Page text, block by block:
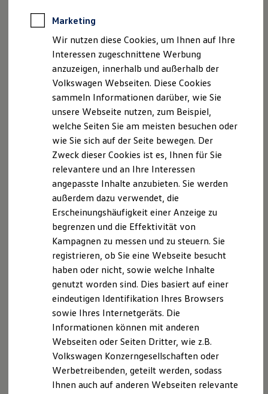
Notdienst und Pannenhilfe
Software, Konnektivität & Apps
California App
VW Connect für Ihren ID. Buzz
VW Connect für Ihren Transporter/Caravelle
VW Connect für Ihren Amarok
VW Connect für andere Modelle
Connect Pro
Fleet Interface Data
Multistop Pathfinder
Übersicht Software Updates
Digitales Bordbuch
Fahrerassistenz- und Sicherheitssysteme
Kontrollleuchten
Batterieverordnung
XTL-Dieselkraftstoff
Ersatzteile und Betriebsflüssigkeiten
Original Zubehör und Lifestyle Produkte
myVolkswagen
myVolkswagen Business
Elektrisch & Autonom
Elektro - & Hybridfahrzeuge
Unser Ansatz
Klimafreundlicher Strom
Reichweite & Ladelösungen
Reichweitensimulator
Ladezeitensimulator
Ladelösungen für Privatkunden
Ladelösungen für Gewerbekunden
Bidirektionales Laden
Förderung & Kosten der Elektrofahrzeuge
Fördermöglichkeiten für Privatkunden
Marketing
Wir nutzen diese Cookies, um Ihnen auf Ihre
Interessen zugeschnittene Werbung
anzuzeigen, innerhalb und außerhalb der
Volkswagen Webseiten. Diese Cookies
sammeln Informationen darüber, wie Sie
unsere Webseite nutzen, zum Beispiel,
welche Seiten Sie am meisten besuchen oder
wie Sie sich auf der Seite bewegen. Der
Zweck dieser Cookies ist es, Ihnen für Sie
relevantere und an Ihre Interessen
angepasste Inhalte anzubieten. Sie werden
außerdem dazu verwendet, die
Erscheinungshäufigkeit einer Anzeige zu
begrenzen und die Effektivität von
Kampagnen zu messen und zu steuern. Sie
registrieren, ob Sie eine Webseite besucht
haben oder nicht, sowie welche Inhalte
genutzt worden sind. Dies basiert auf einer
eindeutigen Identifikation Ihres Browsers
sowie Ihres Internetgeräts. Die
Informationen können mit anderen
Webseiten oder Seiten Dritter, wie z.B.
Volkswagen Konzerngesellschaften oder
Werbetreibenden, geteilt werden, sodass
Ihnen auch auf anderen Webseiten relevante